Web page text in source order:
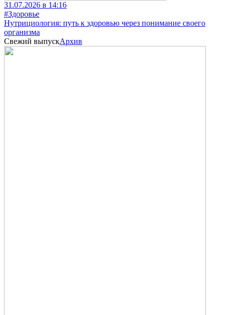
31.07.2026 в 14:16
#Здоровье
Нутрициология: путь к здоровью через понимание своего
организма
Свежий выпускАрхив